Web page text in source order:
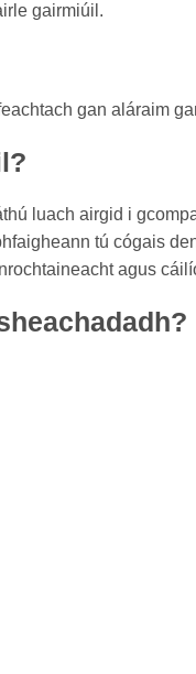
gairmiúil.
gan aláraim
luach airgid i
tú cógais
agus